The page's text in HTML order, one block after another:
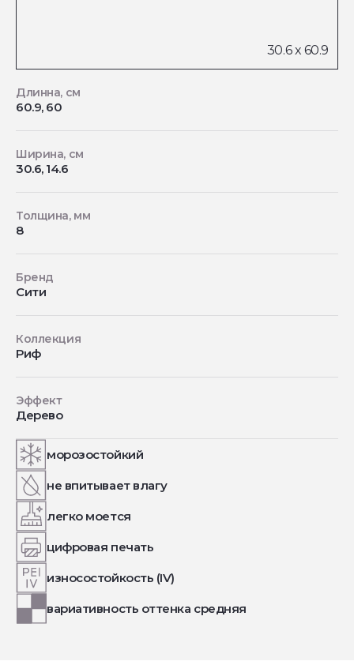
Длинна, см
60.9, 60
Ширина, см
30.6, 14.6
Толщина, мм
8
Бренд
Сити
Коллекция
Риф
Эффект
Дерево
морозостойкий
не впитывает влагу
легко моется
цифровая печать
износостойкость (IV)
вариативность оттенка средняя